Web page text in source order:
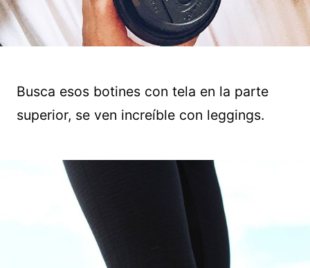
Busca esos botines con tela en la parte
superior, se ven increíble con leggings.